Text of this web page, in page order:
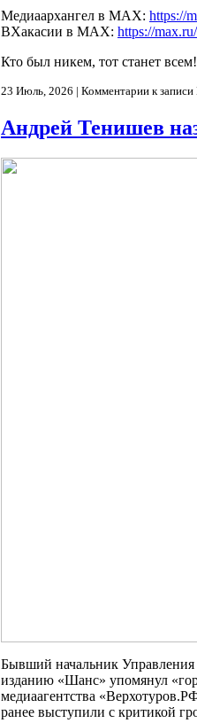
Медиаархангел в МАХ: https://
ВХакасии в МАХ: https://
Кто был никем, тот станет
23 Июль, 2026 | Комментарии к
Андрей Тенишев
Бывший начальник
изданию «Шанс» упомянул
медиаагентства
ранее выступили с критикой